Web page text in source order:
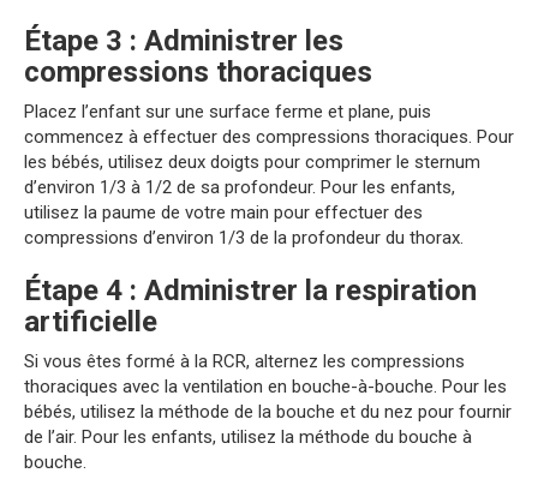
Étape 3 : Administrer les
compressions thoraciques
Placez l’enfant sur une surface ferme et plane, puis
commencez à effectuer des compressions thoraciques. Pour
les bébés, utilisez deux doigts pour comprimer le sternum
d’environ 1/3 à 1/2 de sa profondeur. Pour les enfants,
utilisez la paume de votre main pour effectuer des
compressions d’environ 1/3 de la profondeur du thorax.
Étape 4 : Administrer la respiration
artificielle
Si vous êtes formé à la RCR, alternez les compressions
thoraciques avec la ventilation en bouche-à-bouche. Pour les
bébés, utilisez la méthode de la bouche et du nez pour fournir
de l’air. Pour les enfants, utilisez la méthode du bouche à
bouche.